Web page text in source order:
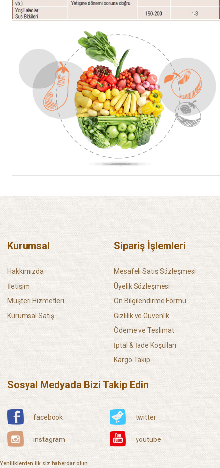
Kurumsal
Hakkımızda
İletişim
Müşteri Hizmetleri
Kurumsal Satış
Sipariş İşlemleri
Mesafeli Satış Sözleşmesi
Üyelik Sözleşmesi
Ön Bilgilendirme Formu
Gizlilik ve Güvenlik
Ödeme ve Teslimat
İptal & İade Koşulları
Kargo Takip
Sosyal Medyada Bizi Takip Edin
facebook twitter
instagram youtube
Yeniliklerden ilk siz haberdar olun